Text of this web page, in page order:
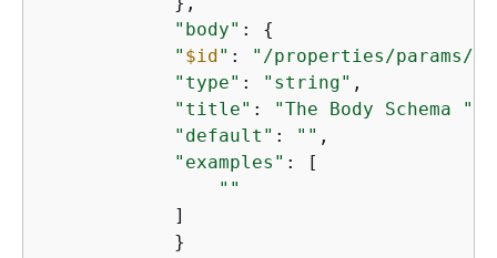
"body" : {
" $id" :
"/properties/params/
"type" : "string" ,
"title" : "The Body Schema "
"default" : "" ,
"examples" : [
""
            ]
            }